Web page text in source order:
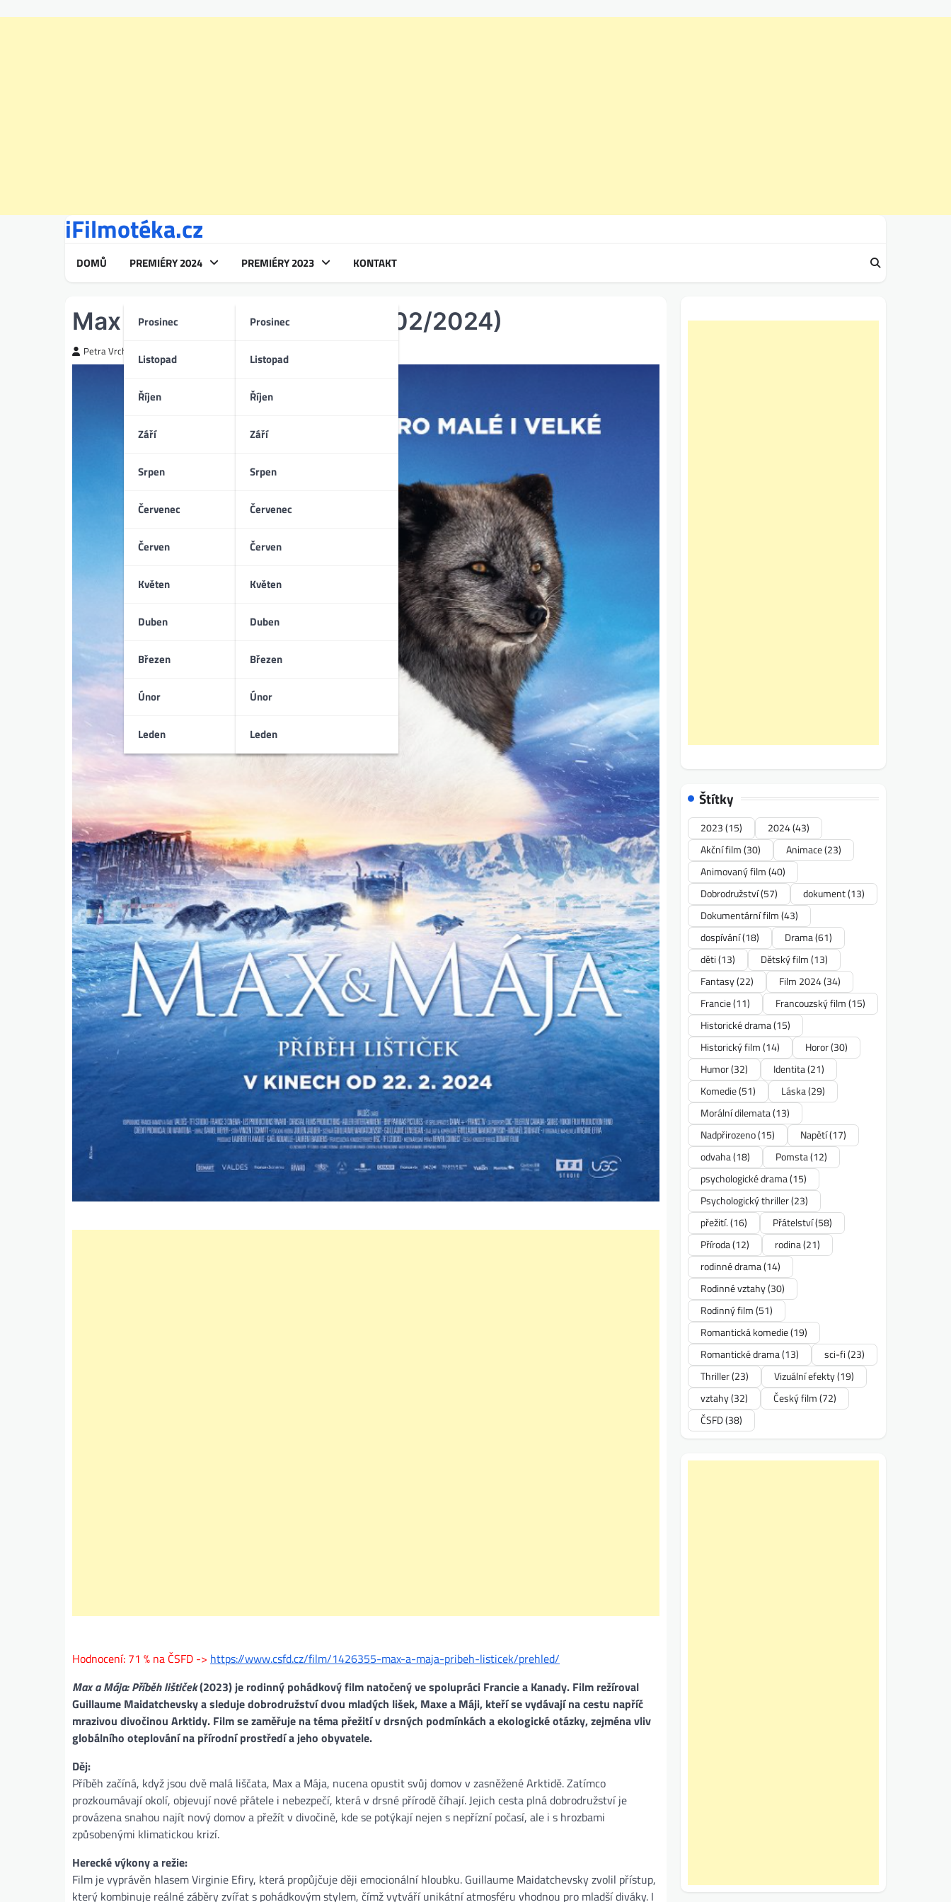
iFilmotéka.cz
DOMŮ PREMIÉRY 2024
Prosinec
Listopad
Říjen
Září
Srpen
Červenec
Červen
Květen
Duben
Březen
Únor
Leden
PREMIÉRY 2023
Prosinec
Listopad
Říjen
Září
Srpen
Červenec
Červen
Květen
Duben
Březen
Únor
Leden
KONTAKT
Max a Mája: Příběh lištiček (02/2024)
Petra Vrchotická
Hodnocení: 71 % na ČSFD -> https://www.csfd.cz/film/1426355-max-a-maja-pribeh-listicek/prehled/
Max a Mája: Příběh lištiček(2023) je rodinný pohádkový film natočený ve spolupráci Francie a Kanady. Film režíroval
Guillaume Maidatchevsky a sleduje dobrodružství dvou mladých lišek, Maxe a Máji, kteří se vydávají na cestu napříč
mrazivou divočinou Arktidy. Film se zaměřuje na téma přežití v drsných podmínkách a ekologické otázky, zejména vliv
globálního oteplování na přírodní prostředí a jeho obyvatele.
Děj:
Příběh začíná, když jsou dvě malá liščata, Max a Mája, nucena opustit svůj domov v zasněžené Arktidě. Zatímco
prozkoumávají okolí, objevují nové přátele i nebezpečí, která v drsné přírodě číhají. Jejich cesta plná dobrodružství je
provázena snahou najít nový domov a přežít v divočině, kde se potýkají nejen s nepřízní počasí, ale i s hrozbami
způsobenými klimatickou krizí.
Herecké výkony a režie:
Film je vyprávěn hlasem Virginie Efiry, která propůjčuje ději emocionální hloubku. Guillaume Maidatchevsky zvolil přístup,
který kombinuje reálné záběry zvířat s pohádkovým stylem, čímž vytváří unikátní atmosféru vhodnou pro mladší diváky. I
Štítky
2023(15) 2024(43)
Akční film(30) Animace(23)
Animovaný film(40)
Dobrodružství(57) dokument(13)
Dokumentární film(43)
dospívání(18) Drama(61)
děti(13) Dětský film(13)
Fantasy(22) Film 2024(34)
Francie(11) Francouzský film(15)
Historické drama(15)
Historický film(14) Horor(30)
Humor(32) Identita(21)
Komedie(51) Láska(29)
Morální dilemata(13)
Nadpřirozeno(15) Napětí(17)
odvaha(18) Pomsta(12)
psychologické drama(15)
Psychologický thriller(23)
přežití.(16) Přátelství(58)
Příroda(12) rodina(21)
rodinné drama(14)
Rodinné vztahy(30)
Rodinný film(51)
Romantická komedie(19)
Romantické drama(13) sci-fi(23)
Thriller(23) Vizuální efekty(19)
vztahy(32) Český film(72)
ČSFD(38)